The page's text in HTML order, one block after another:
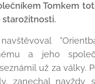
Tomkem
starožitnosti.
a jeho
už za války.
zanechal navždy